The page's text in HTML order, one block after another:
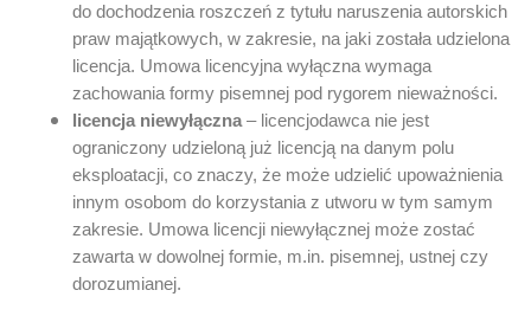
do dochodzenia roszczeń z tytułu naruszenia autorskich
praw majątkowych, w zakresie, na jaki została udzielona
licencja. Umowa licencyjna wyłączna wymaga
zachowania formy pisemnej pod rygorem nieważności.
licencja niewyłączna – licencjodawca nie jest
ograniczony udzieloną już licencją na danym polu
eksploatacji, co znaczy, że może udzielić upoważnienia
innym osobom do korzystania z utworu w tym samym
zakresie. Umowa licencji niewyłącznej może zostać
zawarta w dowolnej formie, m.in. pisemnej, ustnej czy
dorozumianej.